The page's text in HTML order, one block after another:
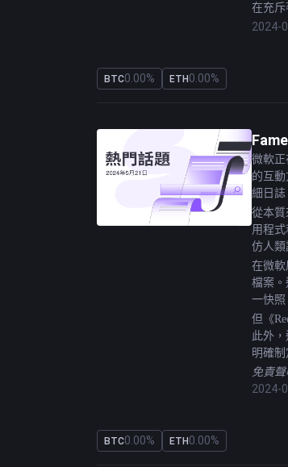
在充
2024-
BTC0.00% ETH0.00%
微軟正
的互
細日誌
從本質
用程
仿人類
在微軟
檔案。
一快照
但《
此外
明確
免責
2024-
BTC0.00% ETH0.00%